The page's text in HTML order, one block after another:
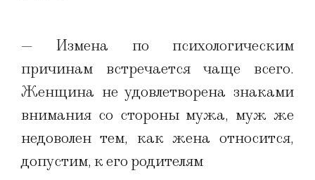
— Измена по психологическим
причинам встречается чаще всего.
Женщина не удовлетворена знаками
внимания со стороны мужа, муж же
недоволен тем, как жена относится,
допустим, к его родителям